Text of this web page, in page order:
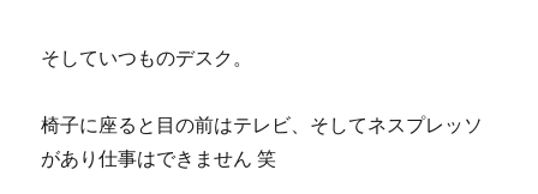
そしていつものデスク。
椅子に座ると目の前はテレビ、そしてネスプレッソ
があり仕事はできません 笑